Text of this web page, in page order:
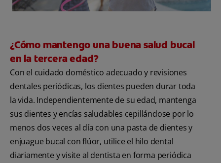
¿Cómo mantengo una buena salud bucal
en la tercera edad?
Con el cuidado doméstico adecuado y revisiones
dentales periódicas, los dientes pueden durar toda
la vida. Independientemente de su edad, mantenga
sus dientes y encías saludables cepillándose por lo
menos dos veces al día con una pasta de dientes y
enjuague bucal con flúor, utilice el hilo dental
diariamente y visite al dentista en forma periódica